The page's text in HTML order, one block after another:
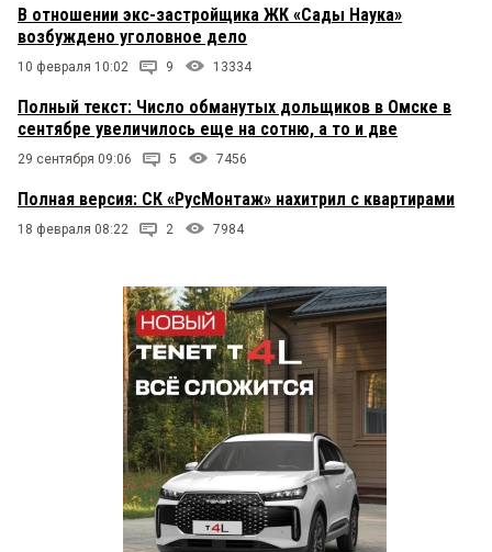
В отношении экс-застройщика ЖК «Сады Наука»
возбуждено уголовное дело
10 февраля 10:02 9 13334
Полный текст: Число обманутых дольщиков в Омске в
сентябре увеличилось еще на сотню, а то и две
29 сентября 09:06 5 7456
Полная версия: СК «РусМонтаж» нахитрил с квартирами
18 февраля 08:22 2 7984